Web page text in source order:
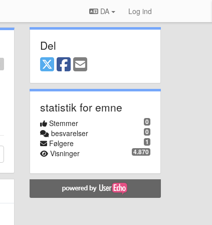
DA Log ind
Del
statistik for emne
0
Stemmer
0
besvarelser
1
Følgere
4.870
Visninger